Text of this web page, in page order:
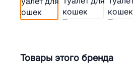
Товары этого бренда